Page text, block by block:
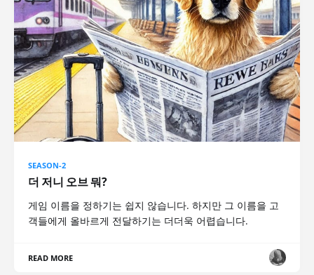
SEASON-2
더 저니 오브 뭐?
게임 이름을 정하기는 쉽지 않습니다. 하지만 그 이름을 고
객들에게 올바르게 전달하기는 더더욱 어렵습니다.
READ MORE